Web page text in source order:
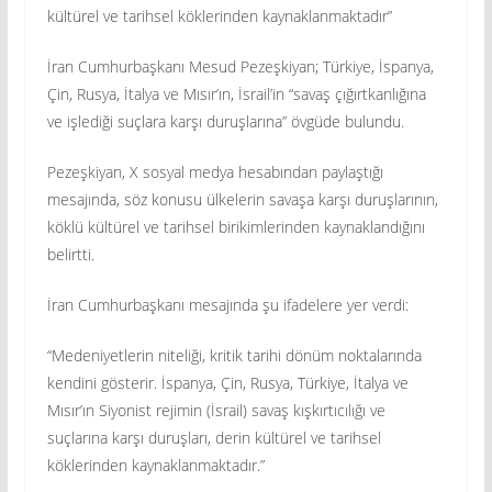
kültürel ve tarihsel köklerinden kaynaklanmaktadır”
İran Cumhurbaşkanı Mesud Pezeşkiyan; Türkiye, İspanya,
Çin, Rusya, İtalya ve Mısır’ın, İsrail’in “savaş çığırtkanlığına
ve işlediği suçlara karşı duruşlarına” övgüde bulundu.
Pezeşkiyan, X sosyal medya hesabından paylaştığı
mesajında, söz konusu ülkelerin savaşa karşı duruşlarının,
köklü kültürel ve tarihsel birikimlerinden kaynaklandığını
belirtti.
İran Cumhurbaşkanı mesajında şu ifadelere yer verdi:
“Medeniyetlerin niteliği, kritik tarihi dönüm noktalarında
kendini gösterir. İspanya, Çin, Rusya, Türkiye, İtalya ve
Mısır’ın Siyonist rejimin (İsrail) savaş kışkırtıcılığı ve
suçlarına karşı duruşları, derin kültürel ve tarihsel
köklerinden kaynaklanmaktadır.”